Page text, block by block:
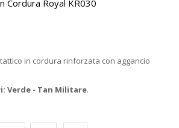
Cordura Royal KR030
tattico in cordura rinforzata con aggancio
Verde - Tan Militare.